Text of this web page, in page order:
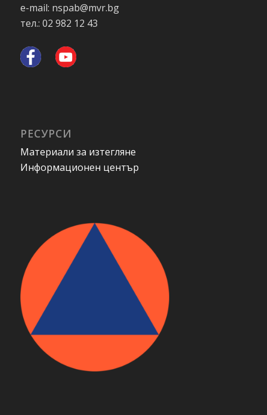
e-mail: nspab@mvr.bg
тел.: 02 982 12 43
РЕСУРСИ
Материали за изтегляне
Информационен център